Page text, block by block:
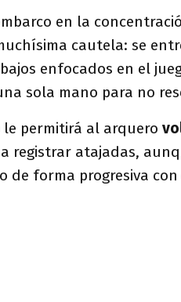
en la
cautela: se
enfocados en el
sola mano para no
le permitirá al arquero
registrar atajadas,
de forma progresiva